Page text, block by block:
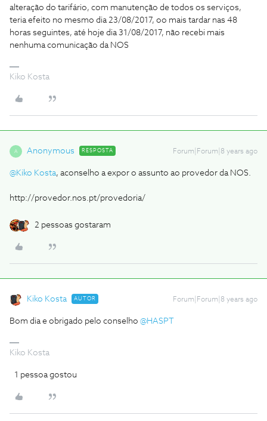
alteração do tarifário, com manutenção de todos os serviços,
teria efeito no mesmo dia 23/08/2017, oo mais tardar nas 48
horas seguintes, até hoje dia 31/08/2017, não recebi mais
nenhuma comunicação da NOS
Kiko Kosta
A Anonymous RESPOSTA Forum|Forum|8 years ago
@Kiko Kosta, aconselho a expor o assunto ao provedor da NOS.
http://provedor.nos.pt/provedoria/
2 pessoas gostaram
Kiko Kosta AUTOR Forum|Forum|8 years ago
Bom dia e obrigado pelo conselho @HASPT
Kiko Kosta
1 pessoa gostou